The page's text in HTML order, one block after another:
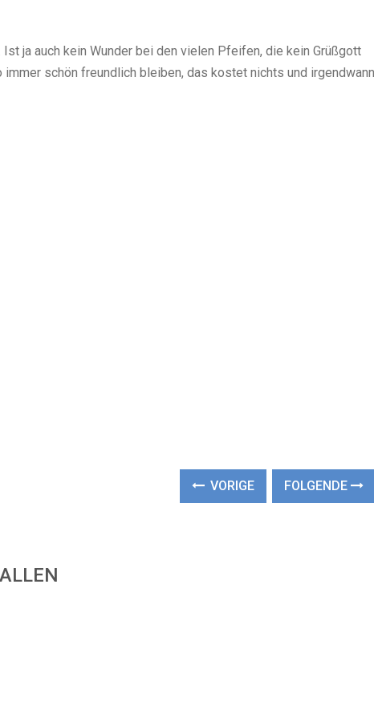
ja auch kein Wunder bei den vielen Pfeifen, die kein Grüßgott
schön freundlich bleiben, das kostet nichts und irgendwann
VORIGE FOLGENDE